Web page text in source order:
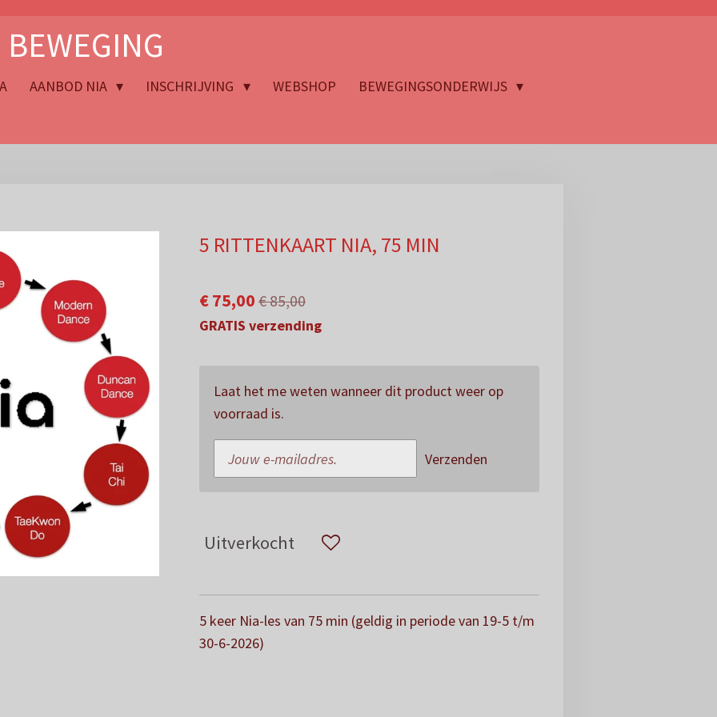
AANBOD NIA INSCHRIJVING WEBSHOP
BEWEGINGSONDERWIJS
5 RITTENKAART NIA, 75 MIN
€ 75,00 € 85,00
GRATIS verzending
Laat het me weten wanneer dit product weer op
voorraad is.
Verzenden
Uitverkocht
5 keer Nia-les van 75 min (geldig in periode van 19-5 t/m
30-6-2026)